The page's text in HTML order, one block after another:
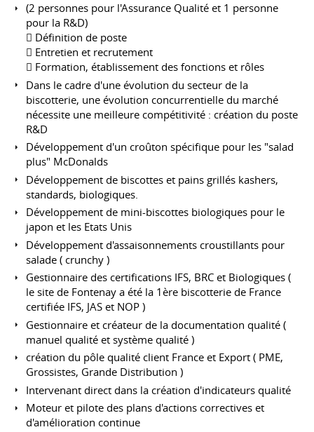
(2 personnes pour l'Assurance Qualité et 1 personne
pour la R&D)
 Définition de poste
 Entretien et recrutement
 Formation, établissement des fonctions et rôles
Dans le cadre d'une évolution du secteur de la
biscotterie, une évolution concurrentielle du marché
nécessite une meilleure compétitivité : création du poste
R&D
Développement d'un croûton spécifique pour les "salad
plus" McDonalds
Développement de biscottes et pains grillés kashers,
standards, biologiques.
Développement de mini-biscottes biologiques pour le
japon et les Etats Unis
Développement d'assaisonnements croustillants pour
salade ( crunchy )
Gestionnaire des certifications IFS, BRC et Biologiques (
le site de Fontenay a été la 1ère biscotterie de France
certifiée IFS, JAS et NOP )
Gestionnaire et créateur de la documentation qualité (
manuel qualité et système qualité )
création du pôle qualité client France et Export ( PME,
Grossistes, Grande Distribution )
Intervenant direct dans la création d'indicateurs qualité
Moteur et pilote des plans d'actions correctives et
d'amélioration continue